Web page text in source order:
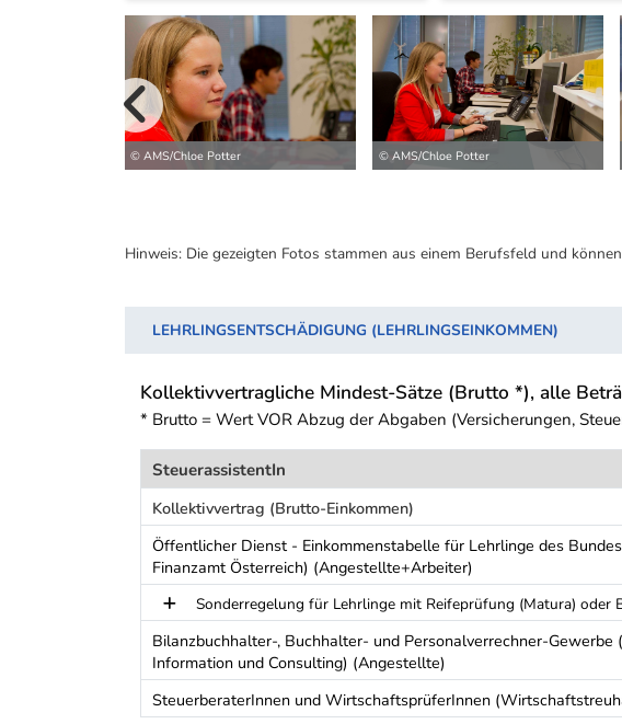
© AMS/Chloe Potter © AMS/Chloe Potter
vorherige
Hinweis: Die gezeigten Fotos stammen aus einem Berufsfeld und
LEHRLINGSENTSCHÄDIGUNG (LEHRLINGSEINKOMMEN)
Kollektivvertragliche Mindest-Sätze (Brutto *), alle
* Brutto = Wert VOR Abzug der Abgaben (Versicherungen,
SteuerassistentIn
Kollektivvertrag (Brutto-Einkommen)
Öffentlicher Dienst - Einkommenstabelle für Lehrlinge des
Finanzamt Österreich) (Angestellte+Arbeiter)
Sonderregelung für Lehrlinge mit Reifeprüfung (Matura) oder
Bilanzbuchhalter-, Buchhalter- und Personalverrechner-
Information und Consulting) (Angestellte)
SteuerberaterInnen und WirtschaftsprüferInnen